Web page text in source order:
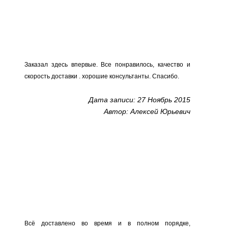
Заказал здесь впервые. Все понравилось, качество и
скорость доставки . хорошие консультанты. Спасибо.
Дата записи: 27 Ноябрь 2015
Автор: Алексей Юрьевич
Всё доставлено во время и в полном порядке,